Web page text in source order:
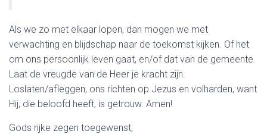
Als we zo met elkaar lopen, dan mogen we met
verwachting en blijdschap naar de toekomst kijken. Of het
om ons persoonlijk leven gaat, en/of dat van de gemeente.
Laat de vreugde van de Heer je kracht zijn.
Loslaten/afleggen, ons richten op Jezus en volharden, want
Hij, die beloofd heeft, is getrouw. Amen!
Gods rijke zegen toegewenst,